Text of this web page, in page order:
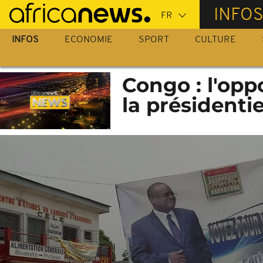
Passer
au
contenu
INFOS
INFOS ECONOMIE SPORT CULTURE
Congo :
la